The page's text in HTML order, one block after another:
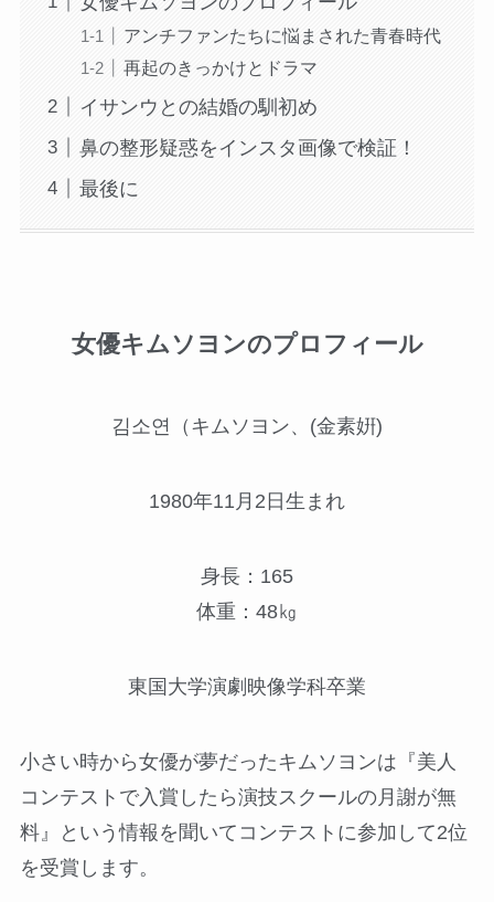
アンチファンたちに悩まされた青春時代
再起のきっかけとドラマ
イサンウとの結婚の馴初め
鼻の整形疑惑をインスタ画像で検証！
最後に
女優キムソヨンのプロフィール
김소연（キムソヨン、(金素姸)
1980年11月2日生まれ
身長：165
体重：48㎏
東国大学演劇映像学科卒業
小さい時から女優が夢だったキムソヨンは『美人
コンテストで入賞したら演技スクールの月謝が無
料』という情報を聞いてコンテストに参加して2位
を受賞します。